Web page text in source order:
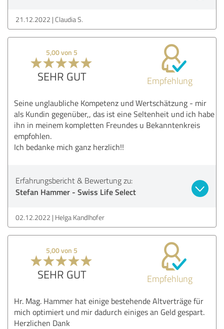
21.12.2022 Claudia S.
5,00 von 5
SEHR GUT Empfehlung
Seine unglaubliche Kompetenz und Wertschätzung - mir
als Kundin gegenüber,, das ist eine Seltenheit und ich habe
ihn in meinem kompletten Freundes u Bekanntenkreis
empfohlen.
Ich bedanke mich ganz herzlich!!
Erfahrungsbericht & Bewertung zu:
Stefan Hammer - Swiss Life Select
02.12.2022 Helga Kandlhofer
5,00 von 5
SEHR GUT Empfehlung
Hr. Mag. Hammer hat einige bestehende Altverträge für
mich optimiert und mir dadurch einiges an Geld gespart.
Herzlichen Dank